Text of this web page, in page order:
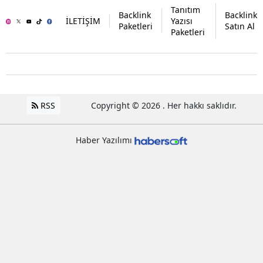
İLETİŞİM
Backlink
Paketleri
Tanıtım
Yazısı
Paketleri
Backlink
Satın Al
RSS Copyright © 2026 . Her hakkı saklıdır.
Haber Yazılımı